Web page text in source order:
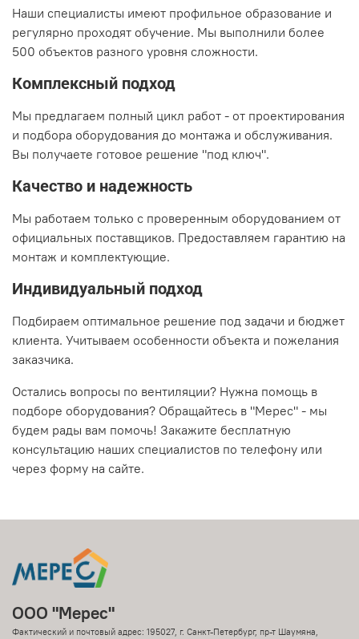
Наши специалисты имеют профильное образование и
регулярно проходят обучение. Мы выполнили более
500 объектов разного уровня сложности.
Комплексный подход
Мы предлагаем полный цикл работ - от проектирования
и подбора оборудования до монтажа и обслуживания.
Вы получаете готовое решение "под ключ".
Качество и надежность
Мы работаем только с проверенным оборудованием от
официальных поставщиков. Предоставляем гарантию на
монтаж и комплектующие.
Индивидуальный подход
Подбираем оптимальное решение под задачи и бюджет
клиента. Учитываем особенности объекта и пожелания
заказчика.
Остались вопросы по вентиляции? Нужна помощь в
подборе оборудования? Обращайтесь в "Мерес" - мы
будем рады вам помочь! Закажите бесплатную
консультацию наших специалистов по телефону или
через форму на сайте.
ООО "Мерес"
Фактический и почтовый адрес: 195027, г. Санкт-Петербург, пр-т Шаумяна,